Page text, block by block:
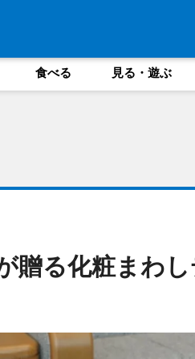
食べる 見る・遊ぶ
贈る化粧まわ